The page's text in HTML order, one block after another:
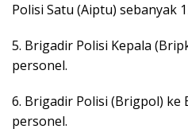
Polisi Satu (Aiptu) sebanyak
5. Brigadir Polisi Kepala
personel.
6. Brigadir Polisi (Brigpol) ke
personel.